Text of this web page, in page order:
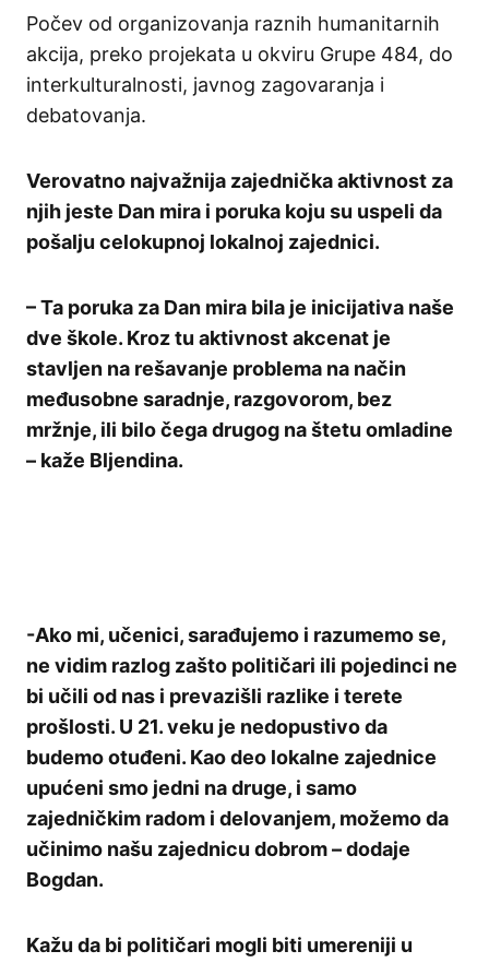
Počev od organizovanja raznih humanitarnih
akcija, preko projekata u okviru Grupe 484, do
interkulturalnosti, javnog zagovaranja i
debatovanja.
Verovatno najvažnija zajednička aktivnost za
njih jeste Dan mira i poruka koju su uspeli da
pošalju celokupnoj lokalnoj zajednici.
– Ta poruka za Dan mira bila je inicijativa naše
dve škole. Kroz tu aktivnost akcenat je
stavljen na rešavanje problema na način
međusobne saradnje, razgovorom, bez
mržnje, ili bilo čega drugog na štetu omladine
– kaže Bljendina.
-Ako mi, učenici, sarađujemo i razumemo se,
ne vidim razlog zašto političari ili pojedinci ne
bi učili od nas i prevazišli razlike i terete
prošlosti. U 21. veku je nedopustivo da
budemo otuđeni. Kao deo lokalne zajednice
upućeni smo jedni na druge, i samo
zajedničkim radom i delovanjem, možemo da
učinimo našu zajednicu dobrom – dodaje
Bogdan.
Kažu da bi političari mogli biti umereniji u